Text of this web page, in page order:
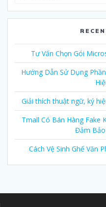
Tư Vấn Chọn Gói
Hướng Dẫn Sử Dụng
Giải thích thuật ngữ, ký
Tmall Có Bán Hàng Fake
Đảm
Cách Vệ Sinh Ghế Văn